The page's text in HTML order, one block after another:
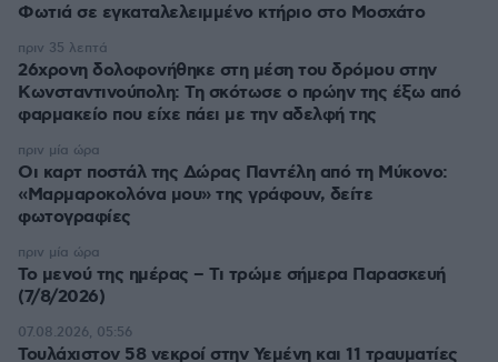
Φωτιά σε εγκαταλελειμμένο κτήριο στο Μοσχάτο
26χρονη δολοφονήθηκε στη μέση του δρόμου στην
Κωνσταντινούπολη: Τη σκότωσε ο πρώην της έξω από
φαρμακείο που είχε πάει με την αδελφή της
πριν 35 λεπτά
Οι καρτ ποστάλ της Δώρας Παντέλη από τη Μύκονο:
«Μαρμαροκολόνα μου» της γράφουν, δείτε
φωτογραφίες
πριν μία ώρα
Το μενού της ημέρας – Τι τρώμε σήμερα Παρασκευή
(7/8/2026)
πριν μία ώρα
Τουλάχιστον 58 νεκροί στην Υεμένη και 11 τραυματίες
07.08.2026, 05:56